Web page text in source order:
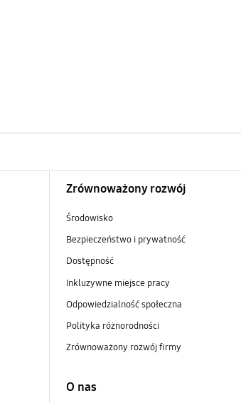
Zrównoważony rozwój
Środowisko
Bezpieczeństwo i prywatność
Dostępność
Inkluzywne miejsce pracy
Odpowiedzialność społeczna
Polityka różnorodności
Zrównoważony rozwój firmy
O nas